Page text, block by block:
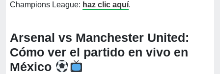
Champions League: haz clic aquí.
Arsenal vs Manchester United:
Cómo ver el partido en vivo en
México